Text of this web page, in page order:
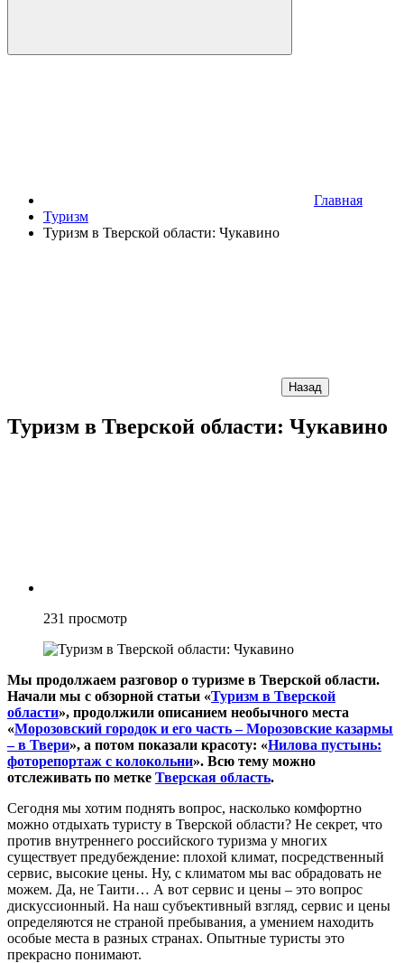
Главная
Туризм
Туризм в Тверской области: Чукавино
Назад
Туризм в Тверской области: Чукавино
231 просмотр
Мы продолжаем разговор о туризме в Тверской области.
Начали мы с обзорной статьи «Туризм в Тверской
области», продолжили описанием необычного места
«Морозовский городок и его часть – Морозовские казармы
– в Твери», а потом показали красоту: «Нилова пустынь:
фоторепортаж с колокольни». Всю тему можно
отслеживать по метке Тверская область.
Сегодня мы хотим поднять вопрос, насколько комфортно
можно отдыхать туристу в Тверской области? Не секрет, что
против внутреннего российского туризма у многих
существует предубеждение: плохой климат, посредственный
сервис, высокие цены. Ну, с климатом мы вас обрадовать не
можем. Да, не Таити… А вот сервис и цены – это вопрос
дискуссионный. На наш субъективный взгляд, сервис и цены
определяются не страной пребывания, а умением находить
особые места в разных странах. Опытные туристы это
прекрасно понимают.